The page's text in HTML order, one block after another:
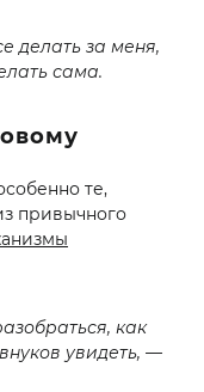
делать за меня,
сама.
те,
привычного
как
увидеть, —